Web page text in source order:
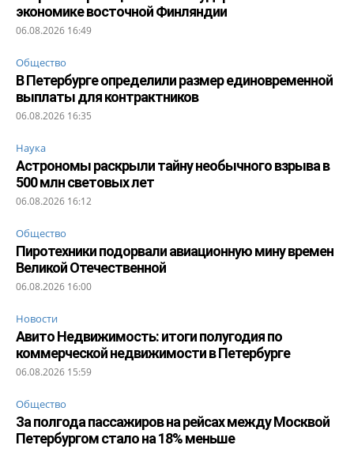
экономике восточной Финляндии
06.08.2026 16:49
Общество
В Петербурге определили размер единовременной
выплаты для контрактников
06.08.2026 16:35
Наука
Астрономы раскрыли тайну необычного взрыва в
500 млн световых лет
06.08.2026 16:12
Общество
Пиротехники подорвали авиационную мину времен
Великой Отечественной
06.08.2026 16:00
Новости
Авито Недвижимость: итоги полугодия по
коммерческой недвижимости в Петербурге
06.08.2026 15:59
Общество
За полгода пассажиров на рейсах между Москвой
Петербургом стало на 18% меньше